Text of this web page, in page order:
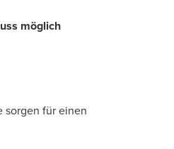
möglich
sorgen für einen